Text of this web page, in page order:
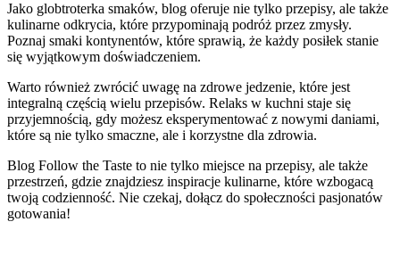
Jako globtroterka smaków, blog oferuje nie tylko przepisy, ale także
kulinarne odkrycia, które przypominają podróż przez zmysły.
Poznaj smaki kontynentów, które sprawią, że każdy posiłek stanie
się wyjątkowym doświadczeniem.
Warto również zwrócić uwagę na zdrowe jedzenie, które jest
integralną częścią wielu przepisów. Relaks w kuchni staje się
przyjemnością, gdy możesz eksperymentować z nowymi daniami,
które są nie tylko smaczne, ale i korzystne dla zdrowia.
Blog Follow the Taste to nie tylko miejsce na przepisy, ale także
przestrzeń, gdzie znajdziesz inspiracje kulinarne, które wzbogacą
twoją codzienność. Nie czekaj, dołącz do społeczności pasjonatów
gotowania!